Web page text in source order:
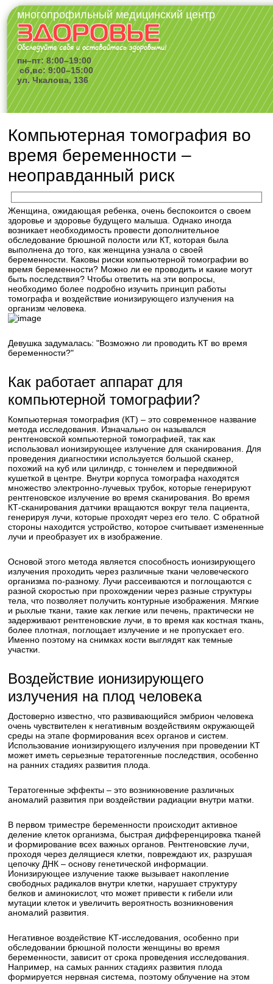
многопрофильный медицинский центр
пн–пт: 8:00–19:00
сб,вс: 9:00–15:00
ул. Чкалова, 136
Компьютерная томография во
время беременности –
неоправданный риск
Женщина, ожидающая ребенка, очень беспокоится о своем
здоровье и здоровье будущего малыша. Однако иногда
возникает необходимость провести дополнительное
обследование брюшной полости или КТ, которая была
выполнена до того, как женщина узнала о своей
беременности. Каковы риски компьютерной томографии во
время беременности? Можно ли ее проводить и какие могут
быть последствия? Чтобы ответить на эти вопросы,
необходимо более подробно изучить принцип работы
томографа и воздействие ионизирующего излучения на
организм человека.
Девушка задумалась: "Возможно ли проводить КТ во время
беременности?"
Как работает аппарат для
компьютерной томографии?
Компьютерная томография (КТ) – это современное название
метода исследования. Изначально он назывался
рентгеновской компьютерной томографией, так как
использовал ионизирующее излучение для сканирования. Для
проведения диагностики используется большой сканер,
похожий на куб или цилиндр, с тоннелем и передвижной
кушеткой в центре. Внутри корпуса томографа находятся
множество электронно-лучевых трубок, которые генерируют
рентгеновское излучение во время сканирования. Во время
КТ-сканирования датчики вращаются вокруг тела пациента,
генерируя лучи, которые проходят через его тело. С обратной
стороны находится устройство, которое считывает измененные
лучи и преобразует их в изображение.
Основой этого метода является способность ионизирующего
излучения проходить через различные ткани человеческого
организма по-разному. Лучи рассеиваются и поглощаются с
разной скоростью при прохождении через разные структуры
тела, что позволяет получить контурные изображения. Мягкие
и рыхлые ткани, такие как легкие или печень, практически не
задерживают рентгеновские лучи, в то время как костная ткань,
более плотная, поглощает излучение и не пропускает его.
Именно поэтому на снимках кости выглядят как темные
участки.
Воздействие ионизирующего
излучения на плод человека
Достоверно известно, что развивающийся эмбрион человека
очень чувствителен к негативным воздействиям окружающей
среды на этапе формирования всех органов и систем.
Использование ионизирующего излучения при проведении КТ
может иметь серьезные тератогенные последствия, особенно
на ранних стадиях развития плода.
Тератогенные эффекты – это возникновение различных
аномалий развития при воздействии радиации внутри матки.
В первом триместре беременности происходит активное
деление клеток организма, быстрая дифференцировка тканей
и формирование всех важных органов. Рентгеновские лучи,
проходя через делящиеся клетки, повреждают их, разрушая
цепочку ДНК – основу генетической информации.
Ионизирующее излучение также вызывает накопление
свободных радикалов внутри клетки, нарушает структуру
белков и аминокислот, что может привести к гибели или
мутации клеток и увеличить вероятность возникновения
аномалий развития.
Негативное воздействие КТ-исследования, особенно при
обследовании брюшной полости женщины во время
беременности, зависит от срока проведения исследования.
Например, на самых ранних стадиях развития плода
формируется нервная система, поэтому облучение на этом